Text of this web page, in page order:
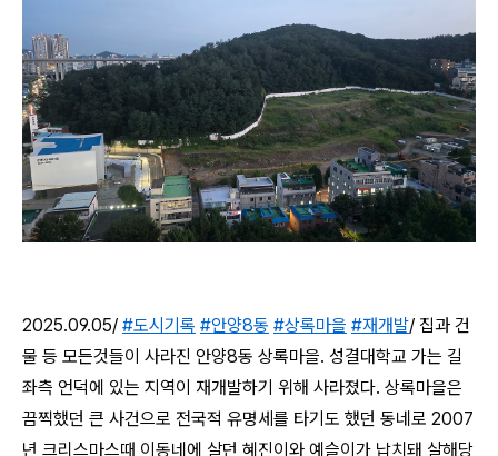
2025.09.05/ #도시기록 #안양8동 #상록마을 #재개발/ 집과 건
물 등 모든것들이 사라진 안양8동 상록마을. 성결대학교 가는 길
좌측 언덕에 있는 지역이 재개발하기 위해 사라졌다. 상록마을은
끔찍했던 큰 사건으로 전국적 유명세를 타기도 했던 동네로 2007
년 크리스마스때 이동네에 살던 혜진이와 예슬이가 납치돼 살해당